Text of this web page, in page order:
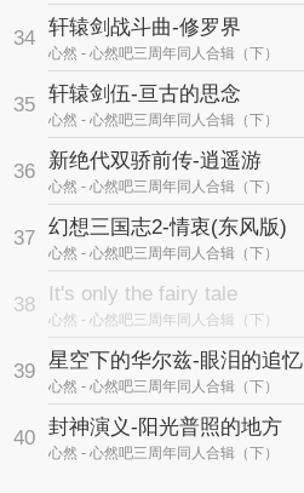
34 轩辕剑战斗曲-修罗界
心然 - 心然吧三周年同人合辑（下）
35 轩辕剑伍-亘古的思念
心然 - 心然吧三周年同人合辑（下）
36 新绝代双骄前传-逍遥游
心然 - 心然吧三周年同人合辑（下）
37 幻想三国志2-情衷(东风版)
心然 - 心然吧三周年同人合辑（下）
38 It's only the fairy tale
心然 - 心然吧三周年同人合辑（下）
39 星空下的华尔兹-眼泪的追忆
心然 - 心然吧三周年同人合辑（下）
40 封神演义-阳光普照的地方
心然 - 心然吧三周年同人合辑（下）